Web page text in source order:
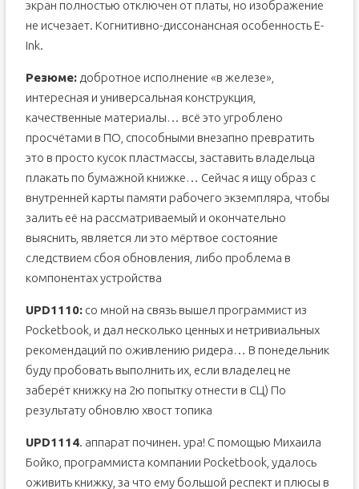
экран полностью отключен от платы, но изображение
не исчезает. Когнитивно-диссонансная особенность E-
Ink.
Резюме:добротное исполнение «в железе»,
интересная и универсальная конструкция,
качественные материалы… всё это угроблено
просчётами в ПО, способными внезапно превратить
это в просто кусок пластмассы, заставить владельца
плакать по бумажной книжке… Сейчас я ищу образ с
внутренней карты памяти рабочего экземпляра, чтобы
залить её на рассматриваемый и окончательно
выяснить, является ли это мёртвое состояние
следствием сбоя обновления, либо проблема в
компонентах устройства
UPD1110:со мной на связь вышел программист из
Pocketbook, и дал несколько ценных и нетривиальных
рекомендаций по оживлению ридера… В понедельник
буду пробовать выполнить их, если владелец не
заберёт книжку на 2ю попытку отнести в СЦ) По
результату обновлю хвост топика
UPD1114. аппарат починен. ура! С помощью Михаила
Бойко, программиста компании Pocketbook, удалось
оживить книжку, за что ему большой респект и плюсы в